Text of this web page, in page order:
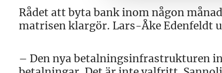
Rådet att byta bank inom någon
matrisen klargör. Lars-Åke Edenfeldt
– Den nya betalningsinfrastrukturen